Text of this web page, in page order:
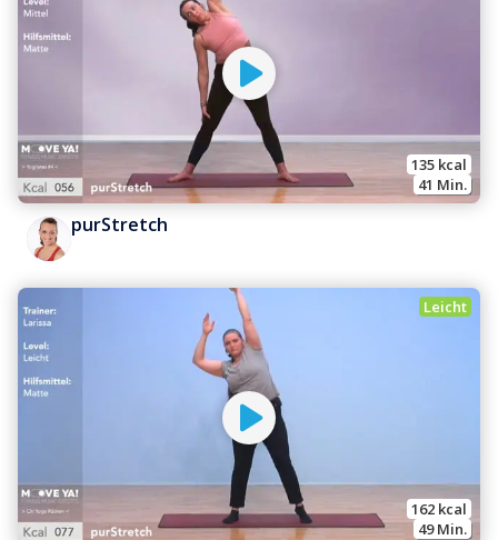
135 kcal
41 Min.
purStretch
Leicht
162 kcal
49 Min.